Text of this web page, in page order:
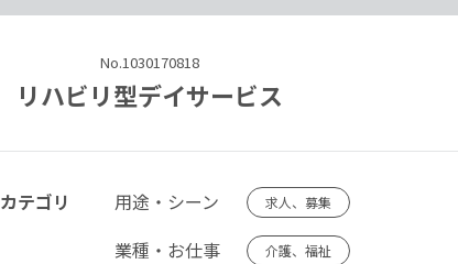
No.1030170818
リハビリ型デイサービス
カテゴリ 用途・シーン 求人、募集
業種・お仕事 介護、福祉